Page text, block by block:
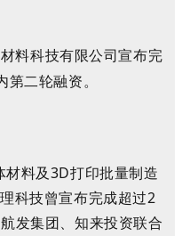
料科技有限公司宣布完
二轮融资。
料及3D打印批量制造
科技曾宣布完成超过2
发集团、知来投资联合